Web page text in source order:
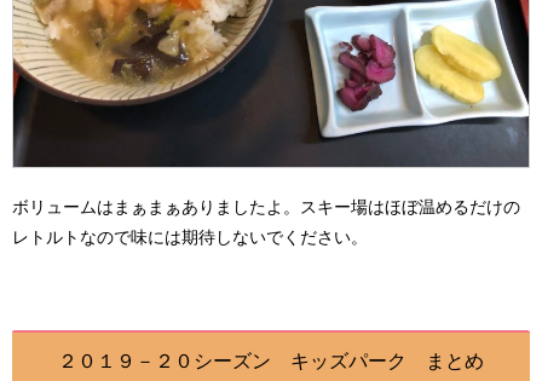
ボリュームはまぁまぁありましたよ。スキー場はほぼ温めるだけの
レトルトなので味には期待しないでください。
２０１９－２０シーズン キッズパーク まとめ